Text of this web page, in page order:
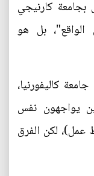
كارنيجي
بل هو
خريجي جامعة كاليفورنيا،
يواجهون نفس
لكن الفرق